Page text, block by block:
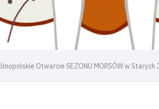
Otwarcie SEZONU MORSÓW w Starych